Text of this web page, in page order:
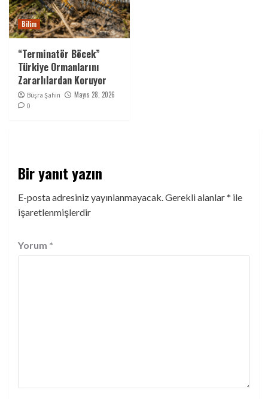
Bilim
“Terminatör Böcek”
Türkiye Ormanlarını
Zararlılardan Koruyor
Büşra Şahin Mayıs 28, 2026
0
Bir yanıt yazın
E-posta adresiniz yayınlanmayacak.Gerekli alanlar* ile
işaretlenmişlerdir
Yorum *